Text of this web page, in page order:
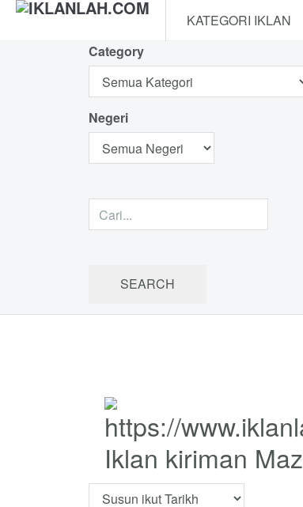
KATEGORI IKLAN
Category
Negeri
Iklan kiriman